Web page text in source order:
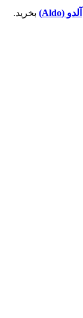
آلدو (Aldo
) بخرید.